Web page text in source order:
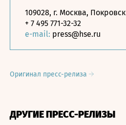
109028, г. Москва,
+ 7 495 771-32-32
e-mail: press@hse.ru
Оригинал пресс-релиза
ДРУГИЕ ПРЕСС-РЕЛИЗЫ